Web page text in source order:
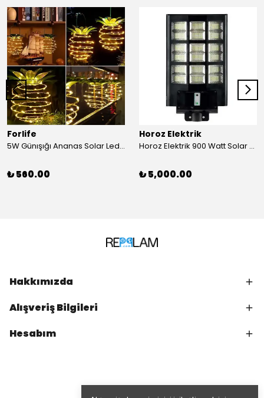
Forlife
5W Günışığı Ananas Solar Led Aydınlatma Bahçe Balkon Aydınlatma
₺ 560.00
Horoz Elektrik
Horoz Elektrik 900 Watt Solar Sokak Armatürü Beyaz Işık
₺ 5,000.00
Hakkımızda
Alışveriş Bilgileri
Hesabım